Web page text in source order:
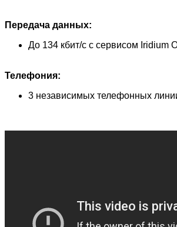
Передача данных:
До 134 кбит/с с сервисом Iridium
Телефония:
3 независимых телефонных